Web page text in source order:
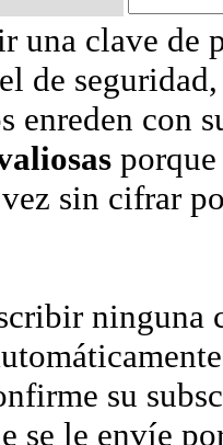
una clave de
de
enreden con
sin cifrar
ninguna
su
se le envíe